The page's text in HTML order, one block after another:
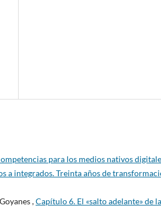
para los medios nativos
a integrados. Treinta años de
,Capítulo 6. El «salto adelante» de